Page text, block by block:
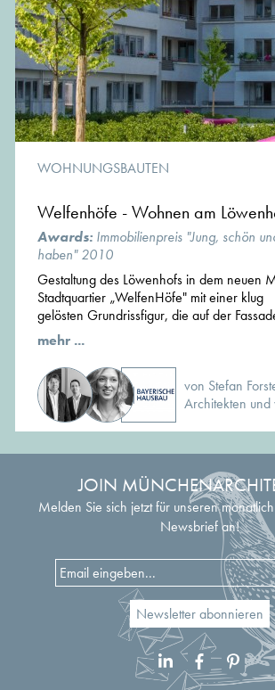
WOHNUNGSBAUTEN
Welfenhöfe - Wohnen am
Awards: Immobilienpreis "Jung, schön
haben" 2010
Gestaltung des Löwenhofs in dem neuen
Stadtquartier „WelfenHöfe" mit einer klug
gelösten Grundrissfigur, die auf der
mehr ...
von Stefan
Architekten und
JOIN
Melden Sie sich jetzt für unseren
Newsbrief an!